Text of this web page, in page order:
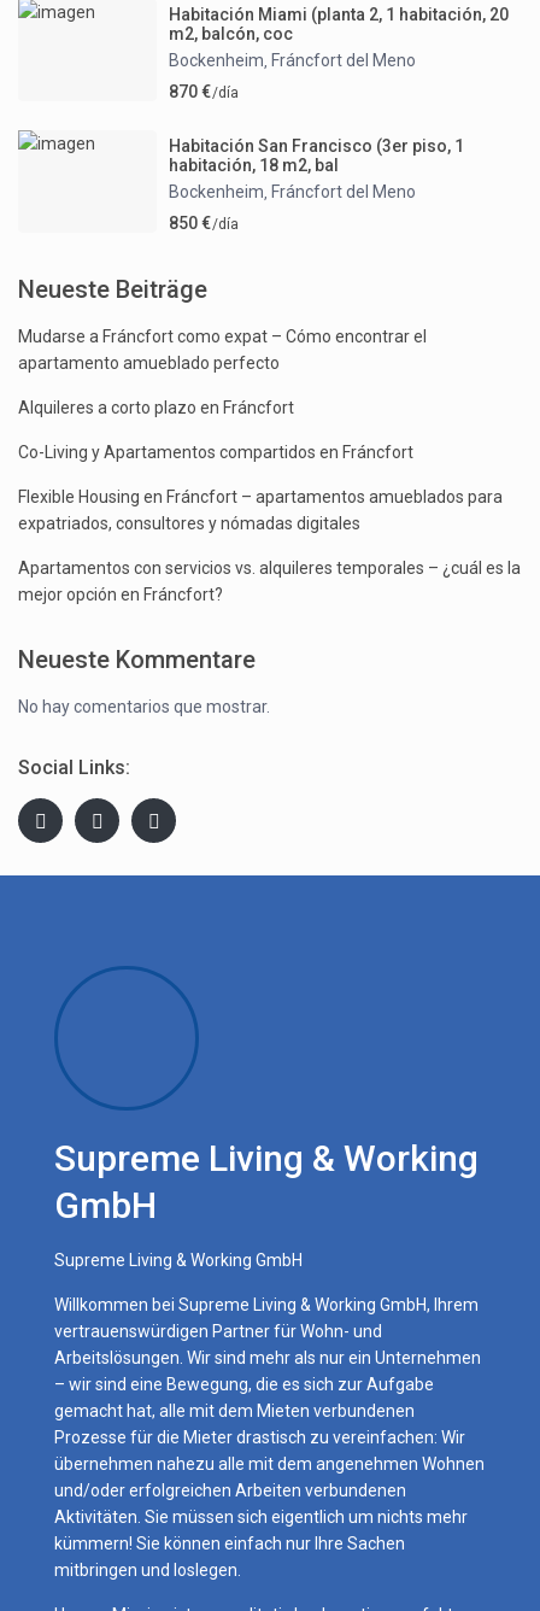
Habitación Miami (planta 2, 1 habitación, 20
m2, balcón, coc
Bockenheim, Fráncfort del Meno
870 €/día
Habitación San Francisco (3er piso, 1
habitación, 18 m2, bal
Bockenheim, Fráncfort del Meno
850 €/día
Neueste Beiträge
Mudarse a Fráncfort como expat – Cómo encontrar el
apartamento amueblado perfecto
Alquileres a corto plazo en Fráncfort
Co-Living y Apartamentos compartidos en Fráncfort
Flexible Housing en Fráncfort – apartamentos amueblados para
expatriados, consultores y nómadas digitales
Apartamentos con servicios vs. alquileres temporales – ¿cuál es la
mejor opción en Fráncfort?
Neueste Kommentare
No hay comentarios que mostrar.
Social Links:
Supreme Living & Working
GmbH
Supreme Living & Working GmbH
Willkommen bei Supreme Living & Working GmbH, Ihrem
vertrauenswürdigen Partner für Wohn- und
Arbeitslösungen. Wir sind mehr als nur ein Unternehmen
– wir sind eine Bewegung, die es sich zur Aufgabe
gemacht hat, alle mit dem Mieten verbundenen
Prozesse für die Mieter drastisch zu vereinfachen: Wir
übernehmen nahezu alle mit dem angenehmen Wohnen
und/oder erfolgreichen Arbeiten verbundenen
Aktivitäten. Sie müssen sich eigentlich um nichts mehr
kümmern! Sie können einfach nur Ihre Sachen
mitbringen und loslegen.